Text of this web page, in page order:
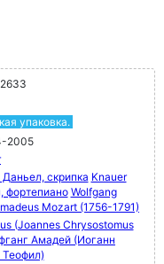
упаковка.
2005
скрипка Knauer
фортепиано Wolfgang
Mozart (1756-1791)
(Joannes Chrysostomus
Амадей (Иоганн